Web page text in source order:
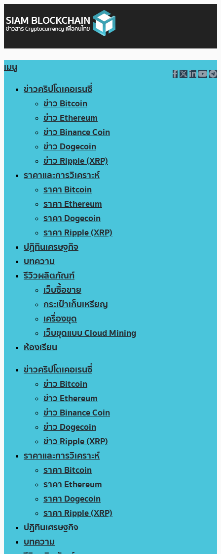
เมนู
ข่าวคริปโตเคอเรนซี่
ข่าว Bitcoin
ข่าว Ethereum
ข่าว Binance Coin
ข่าว Dogecoin
ข่าว Ripple (XRP)
ราคาและการวิเคราะห์
ราคา Bitcoin
ราคา Ethereum
ราคา Dogecoin
ราคา Ripple (XRP)
ปฏิทินเศรษฐกิจ
บทความ
รีวิวผลิตภัณฑ์
เว็บซื้อขาย
กระเป๋าเก็บเหรียญ
เครื่องขุด
เว็บขุดแบบ Cloud Mining
ห้องเรียน
ข่าวคริปโตเคอเรนซี่
ข่าว Bitcoin
ข่าว Ethereum
ข่าว Binance Coin
ข่าว Dogecoin
ข่าว Ripple (XRP)
ราคาและการวิเคราะห์
ราคา Bitcoin
ราคา Ethereum
ราคา Dogecoin
ราคา Ripple (XRP)
ปฏิทินเศรษฐกิจ
บทความ